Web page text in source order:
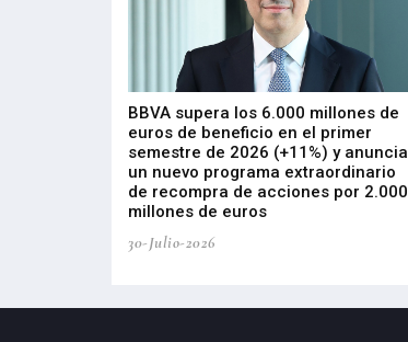
BBVA supera los 6.000 millones de
euros de beneficio en el primer
semestre de 2026 (+11%) y anuncia
un nuevo programa extraordinario
de recompra de acciones por 2.000
millones de euros
30-Julio-2026